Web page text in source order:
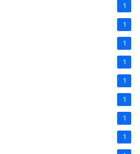
1
1
1
1
1
1
1
1